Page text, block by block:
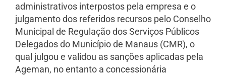
administrativos interpostos pela empresa e o
julgamento dos referidos recursos pelo Conselho
Municipal de Regulação dos Serviços Públicos
Delegados do Município de Manaus (CMR), o
qual julgou e validou as sanções aplicadas pela
Ageman, no entanto a concessionária